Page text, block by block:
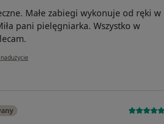
Małe zabiegi wykonuje od ręki w
pani pielęgniarka. Wszystko w
użytkownika Ewa
nadużycie